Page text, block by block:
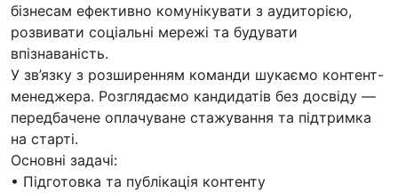
бізнесам ефективно комунікувати з аудиторією,
розвивати соціальні мережі та будувати
впізнаваність.
У зв’язку з розширенням команди шукаємо контент-
менеджера. Розглядаємо кандидатів без досвіду —
передбачене оплачуване стажування та підтримка
на старті.
Основні задачі:
• Підготовка та публікація контенту